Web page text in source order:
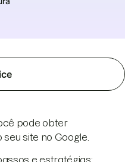
pode obter
site no Google.
e estratégias: